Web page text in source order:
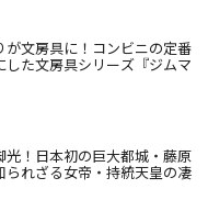
が文房具に！コンビニの定番
した文房具シリーズ『ジムマ
光！日本初の巨大都城・藤原
られざる女帝・持統天皇の凄